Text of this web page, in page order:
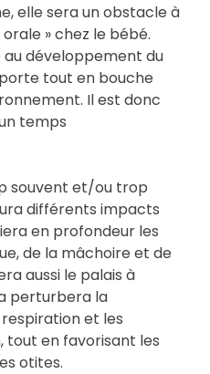
elle sera un obstacle à
» chez le bébé.
développement du
tout en bouche
Il est donc
temps
souvent et/ou trop
différents impacts
en profondeur les
de la mâchoire et de
aussi le palais à
perturbera la
et les
tout en favorisant les
otites.